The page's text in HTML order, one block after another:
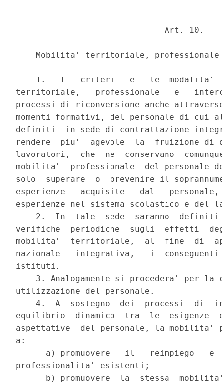
                              Art. 10.
Mobilita' territoriale,
1.   I   criteri   e   le  modalita'
territoriale,   professionale   e
processi di riconversione anche
momenti formativi, del personale di cui
definiti  in sede di contrattazione
rendere  piu'  agevole  la  fruizione
lavoratori,  che  ne  conservano
mobilita'  professionale  del personale
solo  superare  o  prevenire il
esperienze   acquisite   dal
esperienze nel sistema scolastico e del
2.  In  tale  sede  saranno
verifiche  periodiche  sugli  effetti
mobilita'  territoriale,  al  fine  di
nazionale   integrativa,   i
istituti.
3. Analogamente si procedera' per la
utilizzazione del personale.
4.  A  sostegno  dei  processi  di
equilibrio  dinamico  tra  le  esigenze
aspettative  del personale, la mobilita'
a:
a) promuovere   il   reimpiego   e
professionalita' esistenti;
b) promuovere  la  stessa